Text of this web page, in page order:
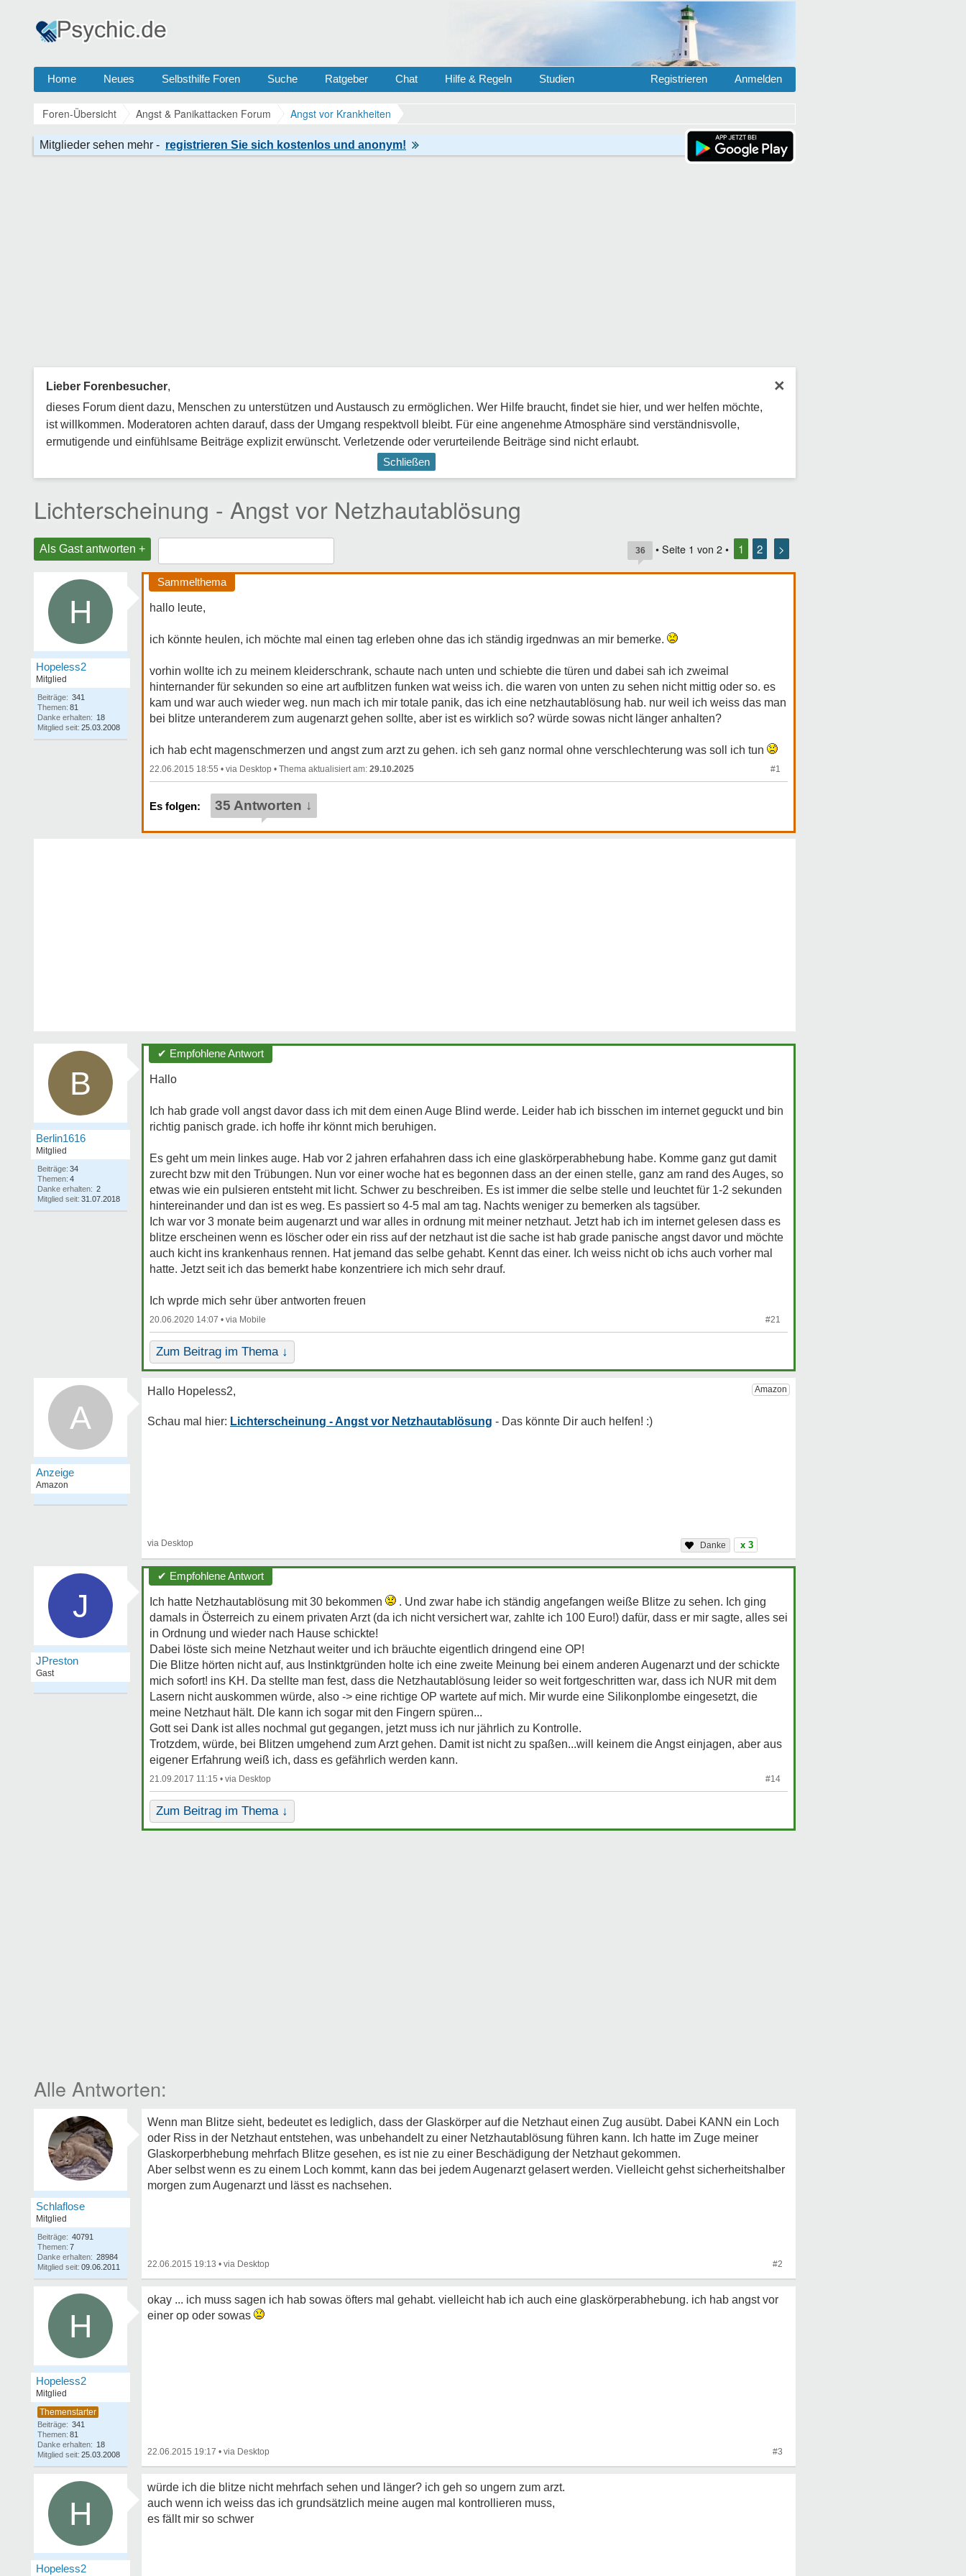
Home Neues Selbsthilfe Foren Suche Ratgeber Chat Hilfe & Regeln Studien Anmelden
Registrieren
Foren-Übersicht Angst & Panikattacken Forum Angst vor Krankheiten
×
Lieber Forenbesucher,
dieses Forum dient dazu, Menschen zu unterstützen und Austausch zu ermöglichen. Wer Hilfe braucht, findet sie hier, und wer helfen möchte,
ist willkommen. Moderatoren achten darauf, dass der Umgang respektvoll bleibt. Für eine angenehme Atmosphäre sind verständnisvolle,
ermutigende und einfühlsame Beiträge explizit erwünscht. Verletzende oder verurteilende Beiträge sind nicht erlaubt.
Schließen
Lichterscheinung - Angst vor Netzhautablösung
Als Gast antworten + 36 • Seite 1 von 2 • 1 2 >
H
Hopeless2
Mitglied
Beiträge: 341
Themen: 81
Danke erhalten: 18
Mitglied seit: 25.03.2008
Sammelthema
hallo leute,
ich könnte heulen, ich möchte mal einen tag erleben ohne das ich ständig irgednwas an mir bemerke.
vorhin wollte ich zu meinem kleiderschrank, schaute nach unten und schiebte die türen und dabei sah ich zweimal
hinternander für sekunden so eine art aufblitzen funken wat weiss ich. die waren von unten zu sehen nicht mittig oder so. es
kam und war auch wieder weg. nun mach ich mir totale panik, das ich eine netzhautablösung hab. nur weil ich weiss das man
bei blitze unteranderem zum augenarzt gehen sollte, aber ist es wirklich so? würde sowas nicht länger anhalten?
ich hab echt magenschmerzen und angst zum arzt zu gehen. ich seh ganz normal ohne verschlechterung was soll ich tun
22.06.2015 18:55 • • 29.10.2025 #1
35 Antworten ↓
B
Berlin1616
Mitglied
Beiträge: 34
Themen: 4
Danke erhalten: 2
Mitglied seit: 31.07.2018
✔ Empfohlene Antwort
Hallo
Ich hab grade voll angst davor dass ich mit dem einen Auge Blind werde. Leider hab ich bisschen im internet geguckt und bin
richtig panisch grade. ich hoffe ihr könnt mich beruhigen.
Es geht um mein linkes auge. Hab vor 2 jahren erfahahren dass ich eine glaskörperabhebung habe. Komme ganz gut damit
zurecht bzw mit den Trübungen. Nun vor einer woche hat es begonnen dass an der einen stelle, ganz am rand des Auges, so
etwas wie ein pulsieren entsteht mit licht. Schwer zu beschreiben. Es ist immer die selbe stelle und leuchtet für 1-2 sekunden
hintereinander und dan ist es weg. Es passiert so 4-5 mal am tag. Nachts weniger zu bemerken als tagsüber.
Ich war vor 3 monate beim augenarzt und war alles in ordnung mit meiner netzhaut. Jetzt hab ich im internet gelesen dass es
blitze erscheinen wenn es löscher oder ein riss auf der netzhaut ist die sache ist hab grade panische angst davor und möchte
auch kicht ins krankenhaus rennen. Hat jemand das selbe gehabt. Kennt das einer. Ich weiss nicht ob ichs auch vorher mal
hatte. Jetzt seit ich das bemerkt habe konzentriere ich mich sehr drauf.
Ich wprde mich sehr über antworten freuen
20.06.2020 14:07 • #21
Zum Beitrag im Thema ↓
A Lichterscheinung - Angst vor Netzhautablösung
x 3
J
JPreston
Gast
✔ Empfohlene Antwort
Ich hatte Netzhautablösung mit 30 bekommen
. Und zwar habe ich ständig angefangen weiße Blitze zu sehen. Ich ging
damals in Österreich zu einem privaten Arzt (da ich nicht versichert war, zahlte ich 100 Euro!) dafür, dass er mir sagte, alles sei
in Ordnung und wieder nach Hause schickte!
Dabei löste sich meine Netzhaut weiter und ich bräuchte eigentlich dringend eine OP!
Die Blitze hörten nicht auf, aus Instinktgründen holte ich eine zweite Meinung bei einem anderen Augenarzt und der schickte
mich sofort! ins KH. Da stellte man fest, dass die Netzhautablösung leider so weit fortgeschritten war, dass ich NUR mit dem
Lasern nicht auskommen würde, also -> eine richtige OP wartete auf mich. Mir wurde eine Silikonplombe eingesetzt, die
meine Netzhaut hält. DIe kann ich sogar mit den Fingern spüren...
Gott sei Dank ist alles nochmal gut gegangen, jetzt muss ich nur jährlich zu Kontrolle.
Trotzdem, würde, bei Blitzen umgehend zum Arzt gehen. Damit ist nicht zu spaßen...will keinem die Angst einjagen, aber aus
eigener Erfahrung weiß ich, dass es gefährlich werden kann.
21.09.2017 11:15 • #14
Zum Beitrag im Thema ↓
Schlaflose
Mitglied
Beiträge: 40791
Themen: 7
Danke erhalten: 28984
Mitglied seit: 09.06.2011
Wenn man Blitze sieht, bedeutet es lediglich, dass der Glaskörper auf die Netzhaut einen Zug ausübt. Dabei KANN ein Loch
oder Riss in der Netzhaut entstehen, was unbehandelt zu einer Netzhautablösung führen kann. Ich hatte im Zuge meiner
Glaskorperbhebung mehrfach Blitze gesehen, es ist nie zu einer Beschädigung der Netzhaut gekommen.
Aber selbst wenn es zu einem Loch kommt, kann das bei jedem Augenarzt gelasert werden. Vielleicht gehst sicherheitshalber
morgen zum Augenarzt und lässt es nachsehen.
22.06.2015 19:13 • #2
H
Hopeless2
Mitglied
Beiträge: 341
Themen: 81
Danke erhalten: 18
Mitglied seit: 25.03.2008
okay ... ich muss sagen ich hab sowas öfters mal gehabt. vielleicht hab ich auch eine glaskörperabhebung. ich hab angst vor
einer op oder sowas
22.06.2015 19:17 • #3
H
Hopeless2
würde ich die blitze nicht mehrfach sehen und länger? ich geh so ungern zum arzt.
auch wenn ich weiss das ich grundsätzlich meine augen mal kontrollieren muss,
es fällt mir so schwer